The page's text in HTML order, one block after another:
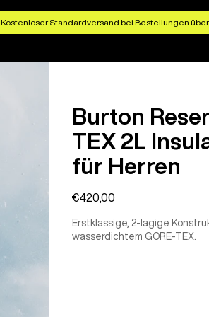
Kostenloser Standardversand bei Bestellungen über
Burton
TEX 2L
für Herren
€420,00
Erstklassige, 2-lagige
wasserdichtem GORE-TEX.